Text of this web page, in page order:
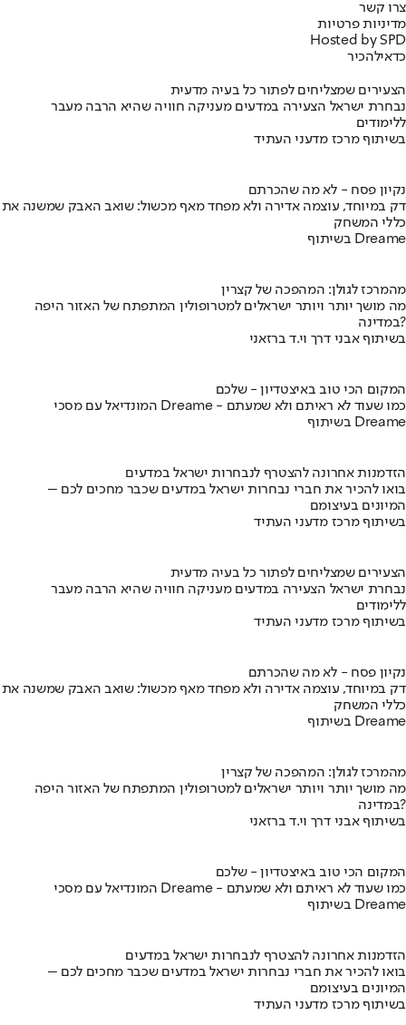
צרו קשר
מדיניות פרטיות
Hosted by SPD
כדאילהכיר
הצעירים שמצליחים לפתור כל בעיה מדעית
נבחרת ישראל הצעירה במדעים מעניקה חוויה שהיא הרבה מעבר
ללימודים
בשיתוף מרכז מדעני העתיד
נקיון פסח - לא מה שהכרתם
דק במיוחד, עוצמה אדירה ולא מפחד מאף מכשול: שואב האבק שמשנה את
כללי המשחק
בשיתוף Dreame
מהמרכז לגולן: המהפכה של קצרין
מה מושך יותר ויותר ישראלים למטרופולין המתפתח של האזור היפה
במדינה?
בשיתוף אבני דרך וי.ד ברזאני
המקום הכי טוב באיצטדיון - שלכם
המונדיאל עם מסכי Dreame - כמו שעוד לא ראיתם ולא שמעתם
בשיתוף Dreame
הזדמנות אחרונה להצטרף לנבחרות ישראל במדעים
בואו להכיר את חברי נבחרות ישראל במדעים שכבר מחכים לכם –
המיונים בעיצומם
בשיתוף מרכז מדעני העתיד
הצעירים שמצליחים לפתור כל בעיה מדעית
נבחרת ישראל הצעירה במדעים מעניקה חוויה שהיא הרבה מעבר
ללימודים
בשיתוף מרכז מדעני העתיד
נקיון פסח - לא מה שהכרתם
דק במיוחד, עוצמה אדירה ולא מפחד מאף מכשול: שואב האבק שמשנה את
כללי המשחק
בשיתוף Dreame
מהמרכז לגולן: המהפכה של קצרין
מה מושך יותר ויותר ישראלים למטרופולין המתפתח של האזור היפה
במדינה?
בשיתוף אבני דרך וי.ד ברזאני
המקום הכי טוב באיצטדיון - שלכם
המונדיאל עם מסכי Dreame - כמו שעוד לא ראיתם ולא שמעתם
בשיתוף Dreame
הזדמנות אחרונה להצטרף לנבחרות ישראל במדעים
בואו להכיר את חברי נבחרות ישראל במדעים שכבר מחכים לכם –
המיונים בעיצומם
בשיתוף מרכז מדעני העתיד